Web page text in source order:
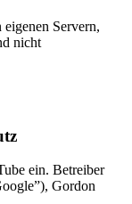
Servern,
nicht
ein. Betreiber
Gordon